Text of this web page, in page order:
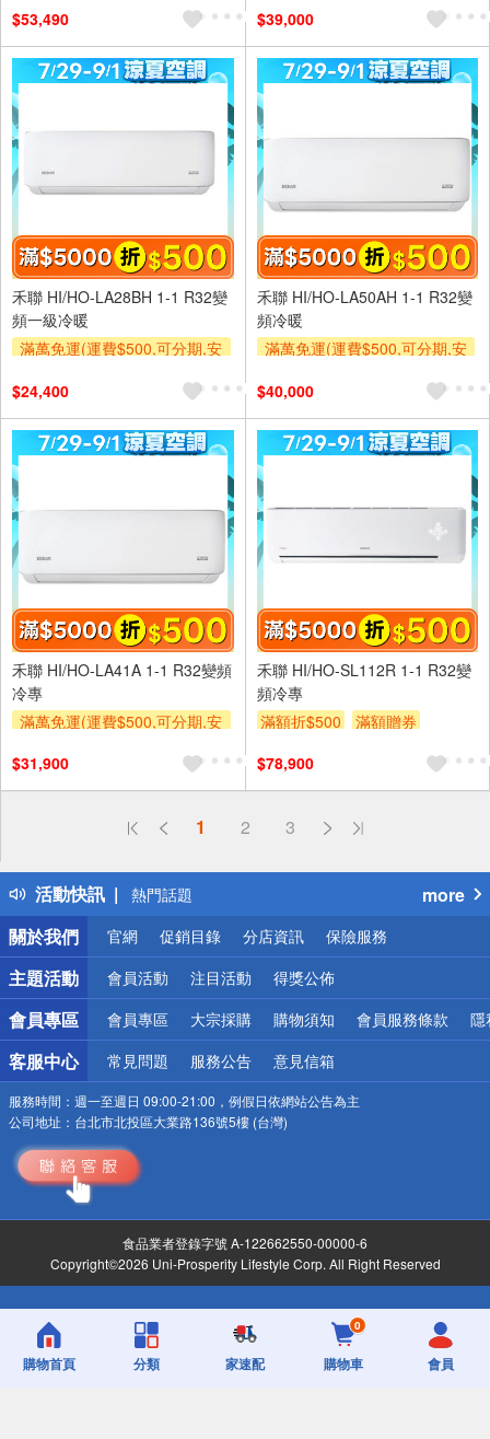
及使用6期以上分期0利率,需付
基本安裝運費)
滿額折$500
滿額贈券
$53,490
及使用6期以上分期0利率,需付
基本安裝運費)
滿額折$500
滿額贈券
$39,000
禾聯 HI/HO-LA28BH 1-1 R32變
頻一級冷暖
滿萬免運(運費$500,可分期,安
及使用6期以上分期0利率,需付
基本安裝運費)
滿額折$500
滿額贈券
$24,400
禾聯 HI/HO-LA50AH 1-1 R32變
頻冷暖
滿萬免運(運費$500,可分期,安
及使用6期以上分期0利率,需付
基本安裝運費)
滿額折$500
滿額贈券
$40,000
禾聯 HI/HO-LA41A 1-1 R32變頻
冷專
滿萬免運(運費$500,可分期,安
及使用6期以上分期0利率,需付
基本安裝運費)
$31,900
禾聯 HI/HO-SL112R 1-1 R32變
頻冷專
滿額折$500
滿額贈券
$78,900
1 2 3
活動快訊
偏遠地區配送
得獎公告
熱門話題
銀行優惠
偏遠地區配送
詐騙網頁！請小心！
more
關於我們
官網 促銷目錄 分店資訊 保險服務
主題活動 會員活動 注目活動 得獎公佈
會員專區 會員專區 大宗採購 購物須知 會員服務條款 隱
客服中心 常見問題 服務公告 意見信箱
服務時間： 週一至週日 09:00-21:00，例假日依網站公告為主
公司地址： 台北市北投區大業路136號5樓 (台灣)
食品業者登錄字號 A-122662550-00000-6
Copyright©2026 Uni-Prosperity Lifestyle Corp. All Right Reserved
購物首頁 分類 家速配
0
購物車 會員